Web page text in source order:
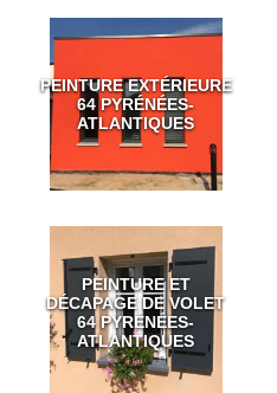
PEINTURE EXTÉRIEURE
64 PYRÉNÉES-
ATLANTIQUES
PEINTURE ET
DÉCAPAGE DE VOLET
64 PYRÉNÉES-
ATLANTIQUES